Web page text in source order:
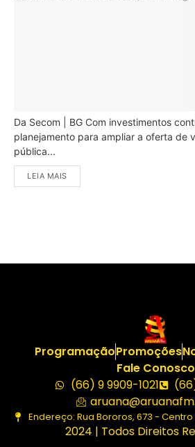
Da Secom | BG Com investimentos
planejamento para ampliar a oferta de
pública...
LEIA MAIS
ProgramaçãoPromoções
Fale Conosco
(66) 9 9909-1021
Endereço: Rua Bororos, 673 -
2024 | Todos Direitos